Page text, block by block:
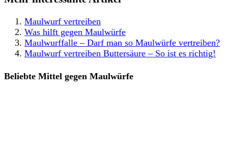
Maulwurf vertreiben
Was hilft gegen Maulwürfe
Maulwurffalle – Darf man so Maulwürfe vertreiben?
Maulwurf vertreiben Buttersäure – So ist es richtig!
Beliebte Mittel gegen Maulwürfe